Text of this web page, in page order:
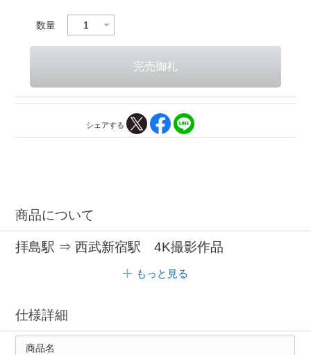
数量
シェアする
商品について
拝島駅 ⇒ 西武新宿駅 4K撮影作品
もっと見る
仕様詳細
商品名